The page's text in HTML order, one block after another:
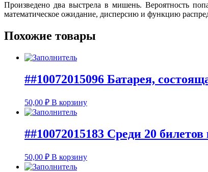
Произведено два выстрела в мишень. Вероятность
математическое ожидание, дисперсию и функцию
Похожие товары
##10072015096 Батарея,
50,00 ₽ В корзину
##10072015183 Среди 20
50,00 ₽ В корзину